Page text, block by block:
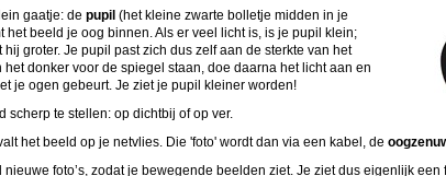
gaatje: de pupil (het kleine zwarte bolletje midden in je
het beeld je oog binnen. Als er veel licht is, is je pupil klein;
groter. Je pupil past zich dus zelf aan de sterkte van het
het donker voor de spiegel staan, doe daarna het licht aan en
je ogen gebeurt. Je ziet je pupil kleiner worden!
scherp te stellen: op dichtbij of op ver.
het beeld op je netvlies. Die 'foto' wordt dan via een kabel, de
foto’s, zodat je bewegende beelden ziet. Je ziet dus eigenlijk een